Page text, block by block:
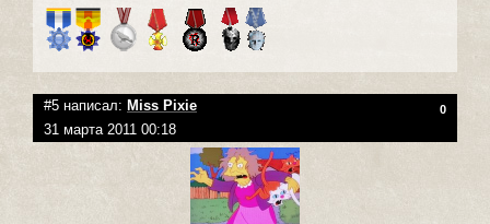
#5 написал: Miss Pixie 0
31 марта 2011 00:18